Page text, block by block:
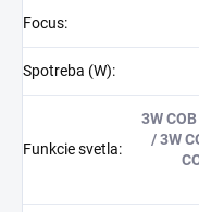
Focus:
Spotreba (W):
Funkcie svetla:
3W
/ 3W